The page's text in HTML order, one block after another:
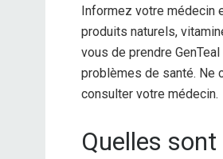
Informez votre médecin
produits naturels,
vous de prendre
problèmes de santé. Ne
consulter votre médecin.
Quelles